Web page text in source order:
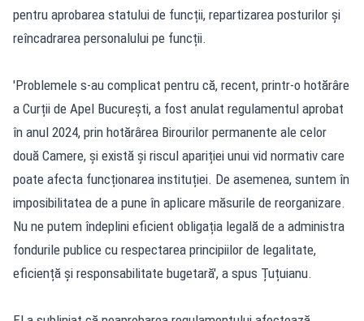
pentru aprobarea statului de funcții, repartizarea posturilor și
reîncadrarea personalului pe funcții.
'Problemele s-au complicat pentru că, recent, printr-o hotărâre
a Curții de Apel București, a fost anulat regulamentul aprobat
în anul 2024, prin hotărârea Birourilor permanente ale celor
două Camere, și există și riscul apariției unui vid normativ care
poate afecta funcționarea instituției. De asemenea, suntem în
imposibilitatea de a pune în aplicare măsurile de reorganizare.
Nu ne putem îndeplini eficient obligația legală de a administra
fondurile publice cu respectarea principiilor de legalitate,
eficiență și responsabilitate bugetară', a spus Țuțuianu.